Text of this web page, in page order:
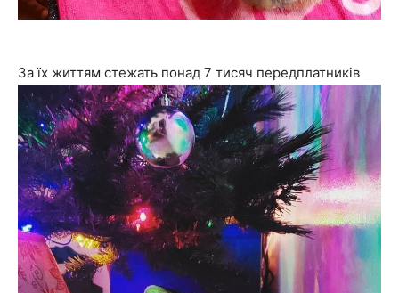
За їх життям стежать понад 7 тисяч передплатників